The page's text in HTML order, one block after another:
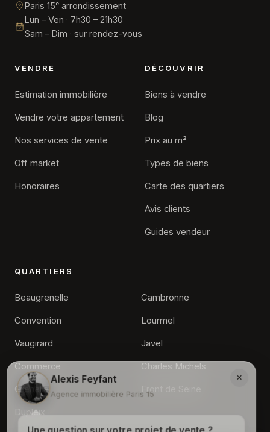
Paris 15ᵉ arrondissement
Lun – Ven · 7h30 – 21h30
Sam – Dim · sur rendez-vous
VENDRE
Estimation immobilière
Vendre votre appartement
Nos services de vente
Off market
Honoraires
DÉCOUVRIR
Biens à vendre
Blog
Prix au m²
Types de biens
Carte des quartiers
Avis clients
Guides vendeur
QUARTIERS
Beaugrenelle
Convention
Vaugirard
Commerce
Grenelle
Dupleix
Cambronne
Lourmel
Javel
Charles Michels
Front de Seine
×
Alexis Feyfant
Agence immobilière Paris 15
Une question sur votre projet de vente ?